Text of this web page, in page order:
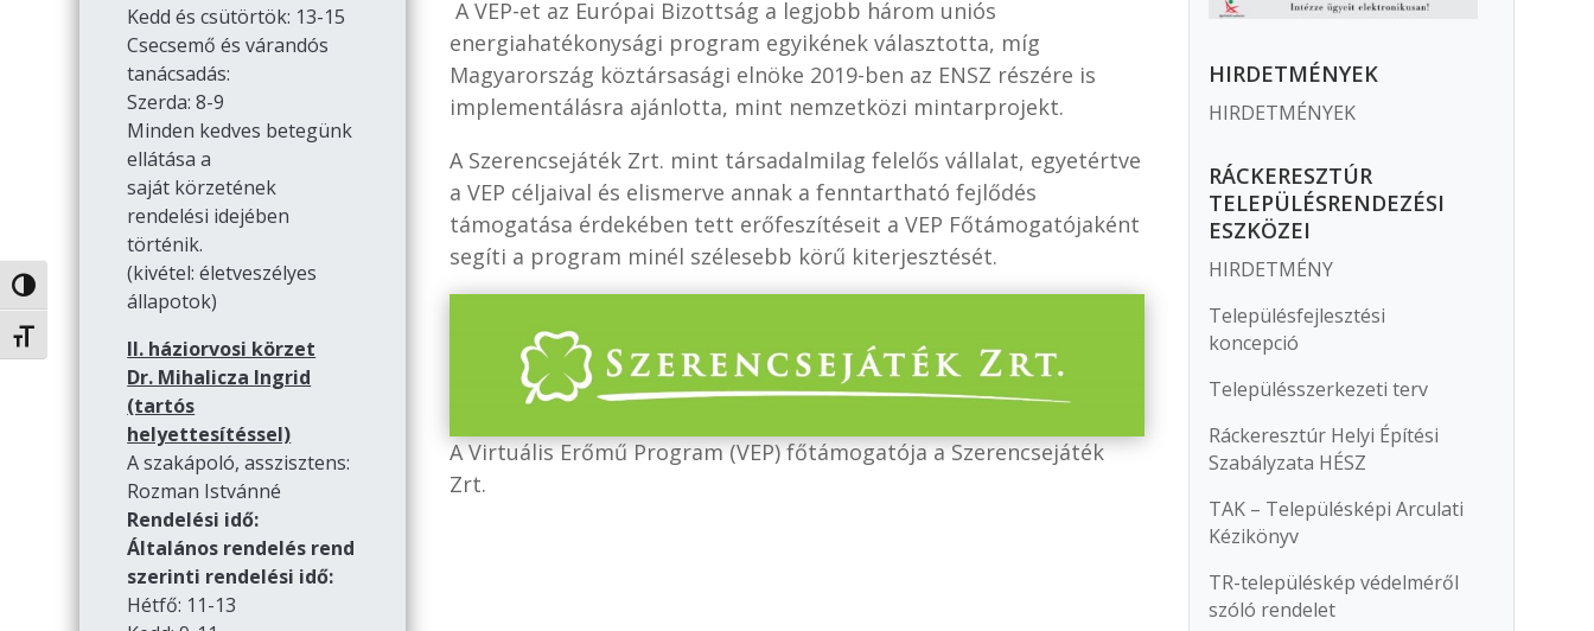
Nagy kontraszt váltása
Betűméret váltása
Kedd és csütörtök: 13-15
Csecsemő és várandós
tanácsadás:
Szerda: 8-9
Minden kedves betegünk
ellátása a
saját körzetének
rendelési idejében
történik.
(kivétel: életveszélyes
állapotok)
II. háziorvosi körzet
Dr. Mihalicza Ingrid
(tartós
helyettesítéssel)
A szakápoló, asszisztens:
Rozman Istvánné
Rendelési idő:
Általános rendelés rend
szerinti rendelési idő:
Hétfő: 11-13
A VEP-et az Európai Bizottság a legjobb három uniós
energiahatékonysági program egyikének választotta, míg
Magyarország köztársasági elnöke 2019-ben az ENSZ részére is
implementálásra ajánlotta, mint nemzetközi mintarprojekt.
A Szerencsejáték Zrt. mint társadalmilag felelős vállalat, egyetértve
a VEP céljaival és elismerve annak a fenntartható fejlődés
támogatása érdekében tett erőfeszítéseit a VEP Főtámogatójaként
segíti a program minél szélesebb körű kiterjesztését.
A Virtuális Erőmű Program (VEP) főtámogatója a Szerencsejáték
Zrt.
HIRDETMÉNYEK
HIRDETMÉNYEK
RÁCKERESZTÚR
TELEPÜLÉSRENDEZÉSI
ESZKÖZEI
HIRDETMÉNY
Településfejlesztési
koncepció
Településszerkezeti terv
Ráckeresztúr Helyi Építési
Szabályzata HÉSZ
TAK – Településképi Arculati
Kézikönyv
TR-településkép védelméről
szóló rendelet